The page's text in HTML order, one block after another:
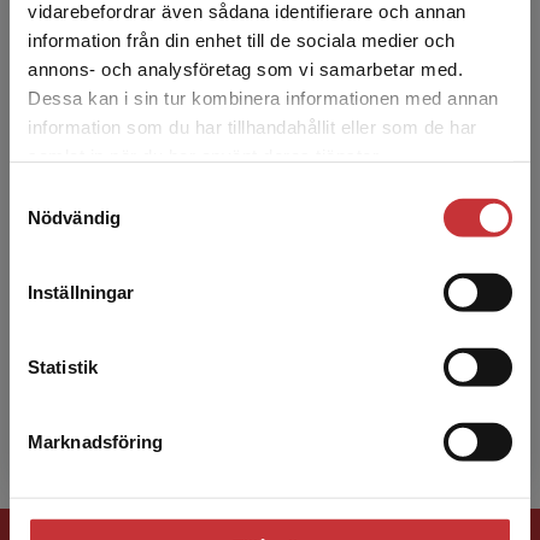
vidarebefordrar även sådana identifierare och annan
information från din enhet till de sociala medier och
annons- och analysföretag som vi samarbetar med.
Dessa kan i sin tur kombinera informationen med annan
information som du har tillhandahållit eller som de har
Nödvändig
Inställningar
Statistik
Marknadsföring
Begränsad fraktregion
Det verkar som att du besöker
studentlitteratur.se via en enhet utanför Sverige.
Vi erbjuder inte leveranser utanför Sverige. För
att kunna slutföra ett köp måste
Göteborgs universitet.
Jan Ch. Karlsson är professor emeritus i
vid Handelshögskolan, Karlstads universitet.